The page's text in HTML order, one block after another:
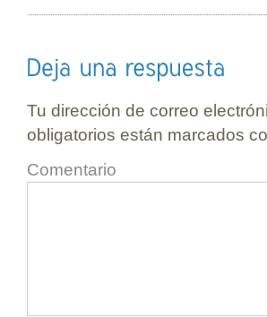
Tu dirección de correo
obligatorios están marcados
Comentario